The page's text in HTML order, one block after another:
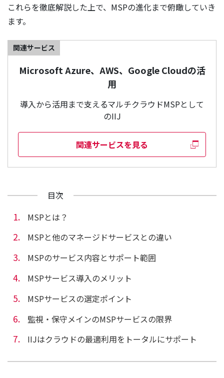
これらを徹底解説した上で、MSPの進化まで俯瞰していき
ます。
関連サービス
Microsoft Azure、AWS、Google Cloudの活
用
導入から活用まで支えるマルチクラウドMSPとして
のIIJ
関連サービスを見る
目次
MSPとは？
MSPと他のマネージドサービスとの違い
MSPのサービス内容とサポート範囲
MSPサービス導入のメリット
MSPサービスの選定ポイント
監視・保守メインのMSPサービスの限界
IIJはクラウドの最適利用をトータルにサポート